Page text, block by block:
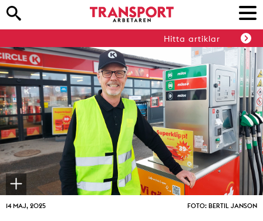
Hitta artiklar
14 MAJ, 2025 FOTO: BERTIL JANSON